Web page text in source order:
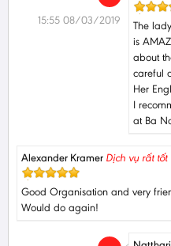
The
is
about
careful
Her
I
at Ba
15:55 08/03/2019
Alexander Kramer Dịch vụ rất tốt
Good Organisation and very
Would do again!